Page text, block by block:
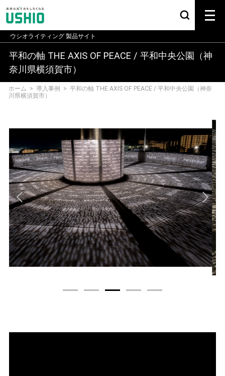
ウシオライティング 製品サイト
平和の軸 THE AXIS OF PEACE / 平和中央公園（神
奈川県横須賀市）
ホーム > 導入事例 > 平和の軸 THE AXIS OF PEACE / 平和中央公園（神奈
川県横須賀市）